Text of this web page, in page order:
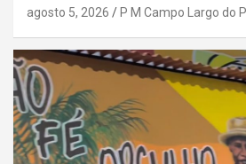
agosto 5, 2026 P M Campo Largo do